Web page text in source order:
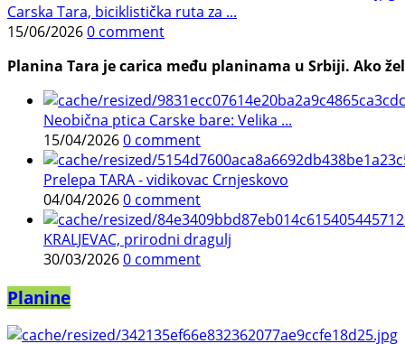
Carska Tara, biciklistička ruta za ...
15/06/20260 comment
Planina Tara je carica među planinama u Srbiji. Ako
Neobična ptica Carske bare: Velika ...
15/04/20260 comment
Prelepa TARA - vidikovac Crnjeskovo
04/04/20260 comment
KRALJEVAC, prirodni dragulj
30/03/20260 comment
Planine